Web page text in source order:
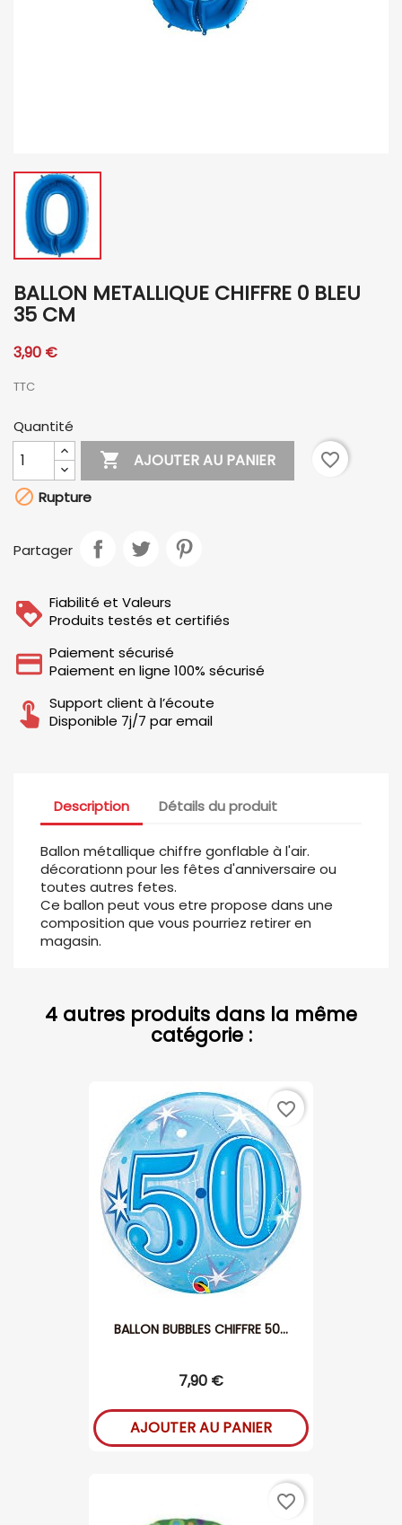
BALLON METALLIQUE CHIFFRE 0 BLEU
35 CM
3,90 €
TTC
Quantité
 AJOUTER AU PANIER
favorite_border
 Rupture
Partager
Fiabilité et Valeurs
Produits testés et certifiés
Paiement sécurisé
Paiement en ligne 100% sécurisé
Support client à l’écoute
Disponible 7j/7 par email
Description Détails du produit
Ballon métallique chiffre gonflable à l'air.
décorationn pour les fêtes d'anniversaire ou
toutes autres fetes.
Ce ballon peut vous etre propose dans une
composition que vous pourriez retirer en
magasin.
4 autres produits dans la même
catégorie :
BALLON BUBBLES CHIFFRE 50...
7,90 €
AJOUTER AU PANIER
favorite_border
favorite_border